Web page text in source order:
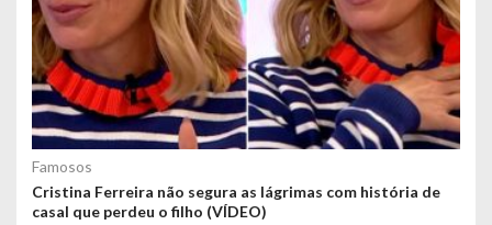
Famosos
Cristina Ferreira não segura as lágrimas com história de
casal que perdeu o filho (VÍDEO)